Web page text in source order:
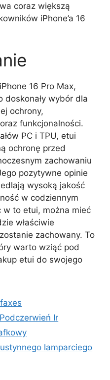
coraz większą
iPhone’a 16
16 Pro Max,
doskonały wybór dla
ochrony,
funkcjonalności.
PC i TPU, etui
ochronę przed
zachowaniu
pozytywne opinie
wysoką jakość
w codziennym
w to etui, można mieć
właściwie
zachowany. To
warto wziąć pod
etui do swojego
Ir
lamparciego